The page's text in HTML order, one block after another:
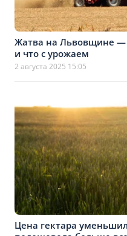
Жатва на Львовщине —
и что с урожаем
2 августа 2025 15:05
Цена гектара